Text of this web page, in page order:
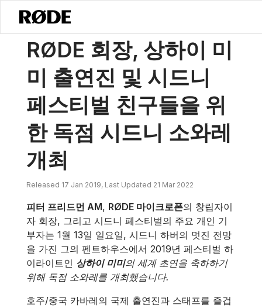
/ RØDE 의장이 독점적인 시드니 소와레에서 '상하이 미미' 출연진과 '시
RØDE 회장, 상하이 미
미 출연진 및 시드니
페스티벌 친구들을 위
한 독점 시드니 소와레
개최
Released 17 Jan 2019, Last Updated 21 Mar 2022
피터 프리드먼 AM, RØDE 마이크로폰의 창립자이
자 회장, 그리고 시드니 페스티벌의 주요 개인 기
부자는 1월 13일 일요일, 시드니 하버의 멋진 전망
을 가진 그의 펜트하우스에서 2019년 페스티벌 하
이라이트인 상하이 미미의 세계 초연을 축하하기
위해 독점 소와레를 개최했습니다.
호주/중국 카바레의 국제 출연진과 스태프를 즐겁